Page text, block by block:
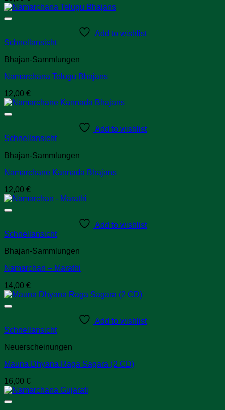
Add to wishlist
Schnellansicht
Bhajan-Sammlungen
Namarchana Telugu Bhajans
12,00 €
Add to wishlist
Schnellansicht
Bhajan-Sammlungen
Namarchane Kannada Bhajans
12,00 €
Add to wishlist
Schnellansicht
Bhajan-Sammlungen
Namarchan – Marathi
14,00 €
Add to wishlist
Schnellansicht
Neuerscheinungen
Mauna Dhyana Raga Sagara (2 CD)
16,00 €